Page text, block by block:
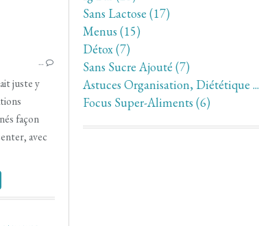
…
juste y
façon
avec
Sans Lactose (17)
Menus (15)
Détox(7)
Sans Sucre Ajouté (7)
Astuces Organisation, Diététique ...
Focus Super-Aliments (6)